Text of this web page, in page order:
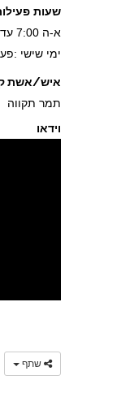
שעות
א-ה 7:00 עד 17:00
ימי שישי :פעמיים
איש/אשת
תמר תקווה
וידאו
שתף